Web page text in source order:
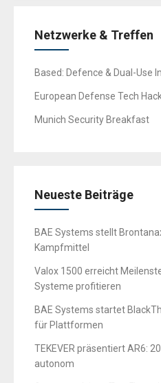
Netzwerke & Treffen
Based: Defence & Dual-Use
European Defense Tech
Munich Security Breakfast
Neueste Beiträge
BAE Systems stellt
Kampfmittel
Valox 1500 erreicht
Systeme profitieren
BAE Systems startet
für Plattformen
TEKEVER präsentiert AR6:
autonom